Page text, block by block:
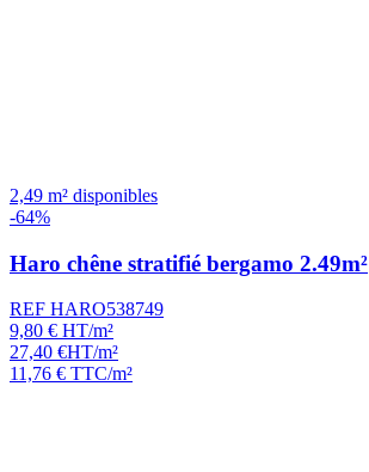
2,49 m² disponibles
-64%
Haro chêne stratifié bergamo 2.49m²
REF HARO538749
9,80 € HT/m²
27,40 €HT/m²
11,76 € TTC/m²